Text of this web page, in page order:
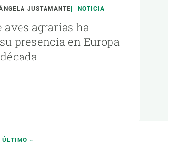
JUSTAMANTE NOTICIA
aves agrarias ha
presencia en Europa
ÚLTIMA
ÚLTIMO »